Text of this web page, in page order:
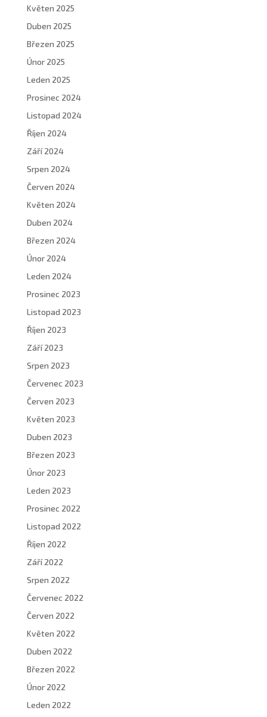
Květen 2025
Duben 2025
Březen 2025
Únor 2025
Leden 2025
Prosinec 2024
Listopad 2024
Říjen 2024
Září 2024
Srpen 2024
Červen 2024
Květen 2024
Duben 2024
Březen 2024
Únor 2024
Leden 2024
Prosinec 2023
Listopad 2023
Říjen 2023
Září 2023
Srpen 2023
Červenec 2023
Červen 2023
Květen 2023
Duben 2023
Březen 2023
Únor 2023
Leden 2023
Prosinec 2022
Listopad 2022
Říjen 2022
Září 2022
Srpen 2022
Červenec 2022
Červen 2022
Květen 2022
Duben 2022
Březen 2022
Únor 2022
Leden 2022